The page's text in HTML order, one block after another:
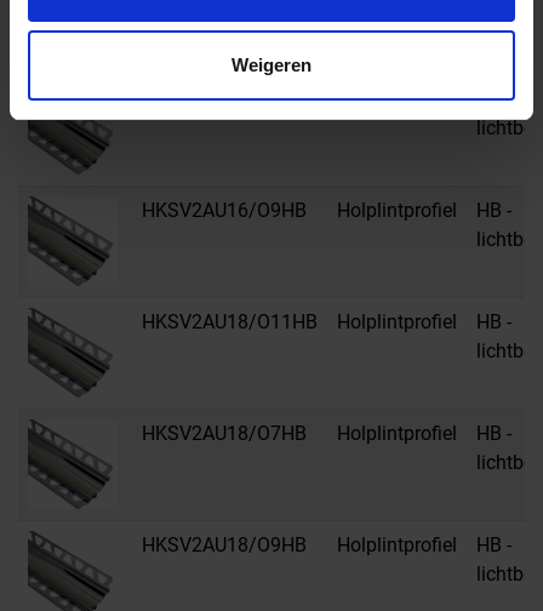
Weigeren
HKSV2AU16/O7HB Holplintprofiel
HB -
HKSV2AU16/O9HB Holplintprofiel
HB -
HKSV2AU18/O11HB Holplintprofiel
HB -
HKSV2AU18/O7HB Holplintprofiel
HB -
HKSV2AU18/O9HB Holplintprofiel
HB -